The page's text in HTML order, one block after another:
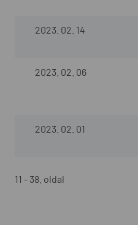
2023. 02. 14
2023. 02. 06
2023. 02. 01
11 - 38. oldal